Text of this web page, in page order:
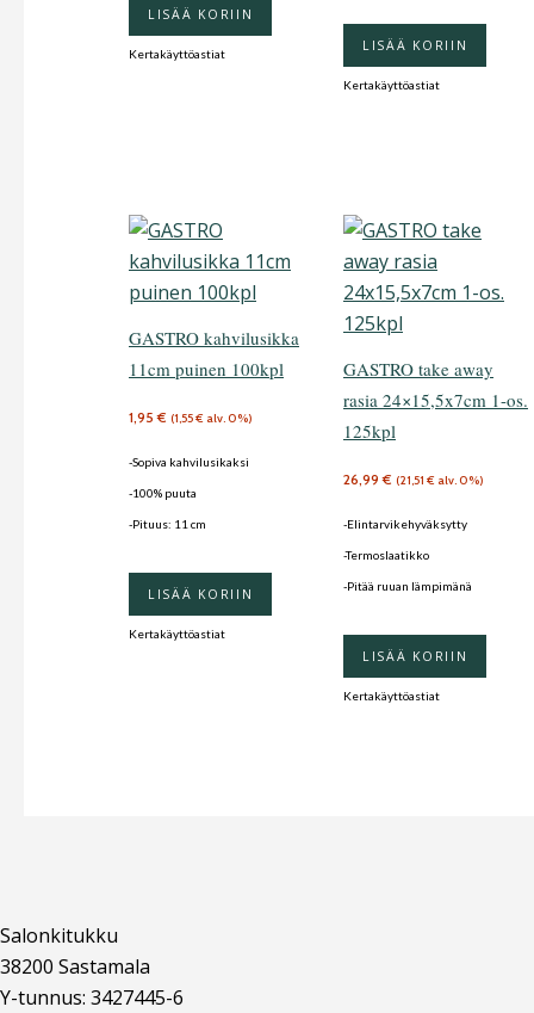
LISÄÄ KORIIN
Kertakäyttöastiat LISÄÄ KORIIN
Kertakäyttöastiat
GASTRO kahvilusikka
11cm puinen 100kpl
1,95€ (1,55€ alv. 0%)
-Sopiva kahvilusikaksi
-100% puuta
-Pituus: 11 cm
LISÄÄ KORIIN
Kertakäyttöastiat
GASTRO take away
rasia 24×15,5x7cm 1-os.
125kpl
26,99€ (21,51 € alv. 0%)
-Elintarvikehyväksytty
-Termoslaatikko
-Pitää ruuan lämpimänä
LISÄÄ KORIIN
Kertakäyttöastiat
Salonkitukku
38200 Sastamala
Y-tunnus: 3427445-6